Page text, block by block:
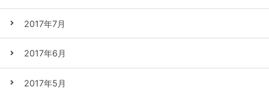
2017年7月
2017年6月
2017年5月